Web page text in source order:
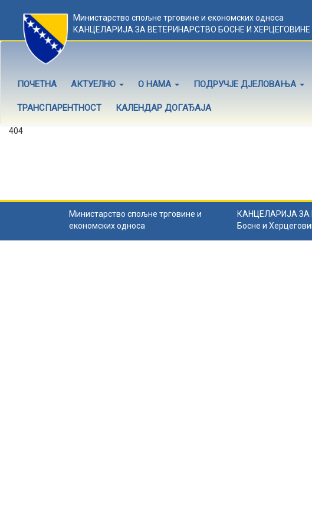
Министарство спољне трговине и економских односа
КАНЦЕЛАРИЈА ЗА ВЕТЕРИНАРСТВО БОСНЕ И ХЕРЦЕГОВИНЕ
ПОЧЕТНА АКТУЕЛНО О НАМА ПОДРУЧЈЕ ДЈЕЛОВАЊА
ТРАНСПАРЕНТНОСТ КАЛЕНДАР ДОГАЂАЈА
404
Министарство спољне трговине и
економских односа
КАНЦЕЛАРИЈА ЗА
Босне и